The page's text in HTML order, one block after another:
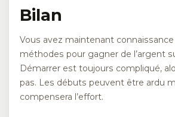
Bilan
Vous avez maintenant
méthodes pour gagner de l’argent
Démarrer est toujours compliqué,
pas. Les débuts peuvent être ardu
compensera l’effort.